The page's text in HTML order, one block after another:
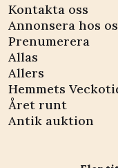
Kontakta oss
Annonsera hos
Prenumerera
Allas
Allers
Hemmets
Året runt
Antik auktion